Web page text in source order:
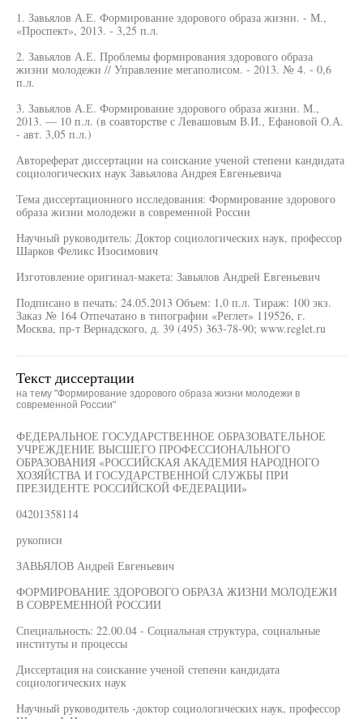
1. Завьялов А.Е. Формирование здорового образа жизни. - М.,
«Проспект», 2013. - 3,25 п.л.
2. Завьялов А.Е. Проблемы формирования здорового образа
жизни молодежи // Управление мегаполисом. - 2013. № 4. - 0,6
п.л.
3. Завьялов А.Е. Формирование здорового образа жизни. М.,
2013. — 10 п.л. (в соавторстве с Левашовым В.И., Ефановой О.А.
- авт. 3,05 п.л.)
Автореферат диссертации на соискание ученой степени кандидата
социологических наук Завьялова Андрея Евгеньевича
Тема диссертационного исследования: Формирование здорового
образа жизни молодежи в современной России
Научный руководитель: Доктор социологических наук, профессор
Шарков Феликс Изосимович
Изготовление оригинал-макета: Завьялов Андрей Евгеньевич
Подписано в печать: 24.05.2013 Объем: 1,0 п.л. Тираж: 100 экз.
Заказ № 164 Отпечатано в типографии «Реглет» 119526, г.
Москва, пр-т Вернадского, д. 39 (495) 363-78-90; www.reglet.ru
Текст диссертации
на тему "Формирование здорового образа жизни молодежи в
современной России"
ФЕДЕРАЛЬНОЕ ГОСУДАРСТВЕННОЕ ОБРАЗОВАТЕЛЬНОЕ
УЧРЕЖДЕНИЕ ВЫСШЕГО ПРОФЕССИОНАЛЬНОГО
ОБРАЗОВАНИЯ «РОССИЙСКАЯ АКАДЕМИЯ НАРОДНОГО
ХОЗЯЙСТВА И ГОСУДАРСТВЕННОЙ СЛУЖБЫ ПРИ
ПРЕЗИДЕНТЕ РОССИЙСКОЙ ФЕДЕРАЦИИ»
04201358114
рукописи
ЗАВЬЯЛОВ Андрей Евгеньевич
ФОРМИРОВАНИЕ ЗДОРОВОГО ОБРАЗА ЖИЗНИ МОЛОДЕЖИ
В СОВРЕМЕННОЙ РОССИИ
Специальность: 22.00.04 - Социальная структура, социальные
институты и процессы
Диссертация на соискание ученой степени кандидата
социологических наук
Научный руководитель -доктор социологических наук, профессор